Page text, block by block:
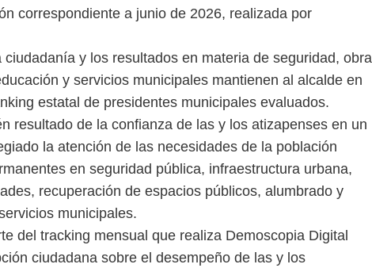
correspondiente a junio de 2026, realizada por
ciudadanía y los resultados en materia de seguridad, obra
y servicios municipales mantienen al alcalde en
estatal de presidentes municipales evaluados.
resultado de la confianza de las y los atizapenses en un
la atención de las necesidades de la población
en seguridad pública, infraestructura urbana,
recuperación de espacios públicos, alumbrado y
municipales.
del tracking mensual que realiza Demoscopia Digital
ciudadana sobre el desempeño de las y los